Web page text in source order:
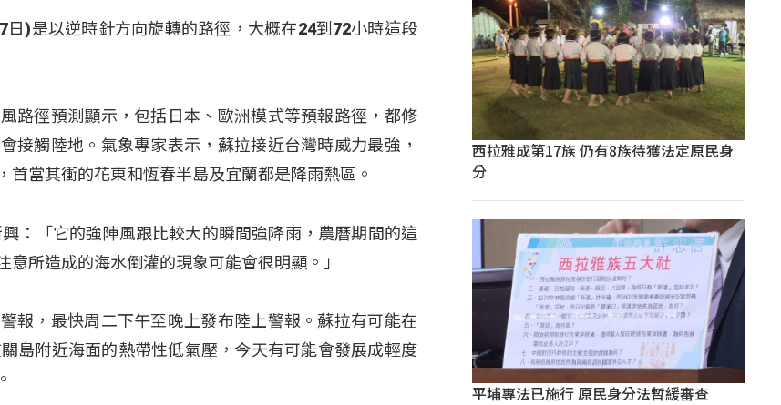
)是以逆時針方向旋轉的路徑，大概在24到72小時這段
路徑預測顯示，包括日本、歐洲模式等預報路徑，都修
接觸陸地。氣象專家表示，蘇拉接近台灣時威力最強，
當其衝的花東和恆春半島及宜蘭都是降雨熱區。
：「它的強陣風跟比較大的瞬間強降雨，農曆期間的這
所造成的海水倒灌的現象可能會很明顯。」
報，最快周二下午至晚上發布陸上警報。蘇拉有可能在
島附近海面的熱帶性低氣壓，今天有可能會發展成輕度
西拉雅成第17族 仍有8族待獲法定原民身
分
平埔專法已施行 原民身分法暫緩審查